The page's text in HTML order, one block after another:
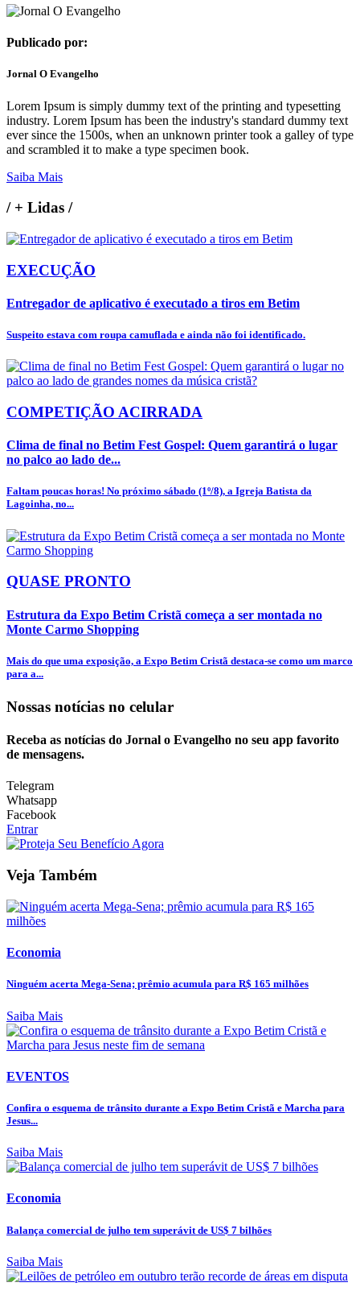
Publicado por:
Jornal O Evangelho
Lorem Ipsum is simply dummy text of the printing and typesetting
industry. Lorem Ipsum has been the industry's standard dummy text
ever since the 1500s, when an unknown printer took a galley of type
and scrambled it to make a type specimen book.
Saiba Mais
/+ Lidas /
EXECUÇÃO
Entregador de aplicativo é executado a tiros em Betim
Suspeito estava com roupa camuflada e ainda não foi identificado.
COMPETIÇÃO ACIRRADA
Clima de final no Betim Fest Gospel: Quem garantirá o lugar
no palco ao lado de...
Faltam poucas horas! No próximo sábado (1º/8), a Igreja Batista da
Lagoinha, no...
QUASE PRONTO
Estrutura da Expo Betim Cristã começa a ser montada no
Monte Carmo Shopping
Mais do que uma exposição, a Expo Betim Cristã destaca-se como um marco
para a...
Nossas notícias no celular
Receba as notícias do Jornal o Evangelho no seu app favorito
de mensagens.
Telegram
Whatsapp
Facebook
Entrar
Veja Também
Economia
Ninguém acerta Mega-Sena; prêmio acumula para R$ 165 milhões
Saiba Mais
EVENTOS
Confira o esquema de trânsito durante a Expo Betim Cristã e Marcha para
Jesus...
Saiba Mais
Economia
Balança comercial de julho tem superávit de US$ 7 bilhões
Saiba Mais